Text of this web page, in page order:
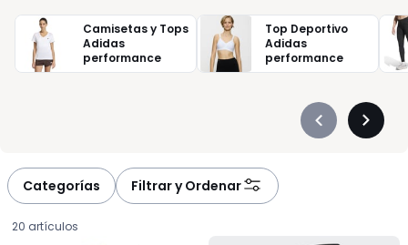
Camisetas y Tops
Adidas
performance
Top Deportivo
Adidas
performance
Précédent
Categorías Filtrar y Ordenar
20 artículos